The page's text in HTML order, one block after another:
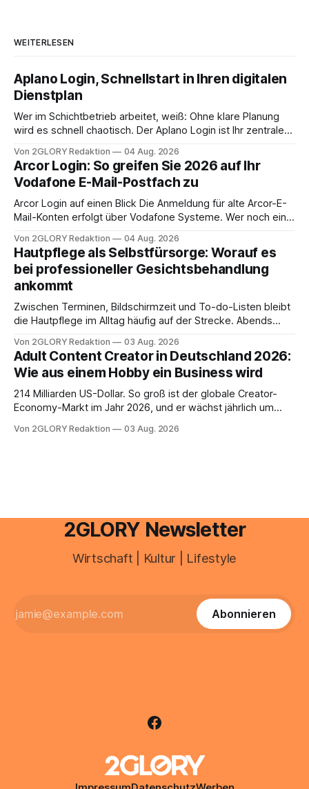
WEITERLESEN
Aplano Login, Schnellstart in Ihren digitalen
Dienstplan
Wer im Schichtbetrieb arbeitet, weiß: Ohne klare Planung
wird es schnell chaotisch. Der Aplano Login ist Ihr zentraler
abwesenheiten und die gesamte kommunikation rund um
Ihr personal digital zu organisieren. In diesem Leitfaden
erfahren Sie alles, was Sie für einen reibungslosen Einstieg
brauchen, von der Registrierung
Von 2GLORY Redaktion 04 Aug. 2026
Arcor Login: So greifen Sie 2026 auf Ihr
Vodafone E-Mail-Postfach zu
Arcor Login auf einen Blick Die Anmeldung für alte Arcor-E-
Mail-Konten erfolgt über Vodafone Systeme. Wer noch eine
besitzt, loggt sich heute über das Vodafone E-Mail & Cloud
Portal ein. Der klassische Arcor Login über mail.
Von 2GLORY Redaktion 04 Aug. 2026
Hautpflege als Selbstfürsorge: Worauf es
bei professioneller Gesichtsbehandlung
ankommt
Zwischen Terminen, Bildschirmzeit und To-do-Listen bleibt
die Hautpflege im Alltag häufig auf der Strecke. Abends
Drogerie – mehr ist zeitlich oft nicht drin. Dabei reagiert die
Haut empfindlich auf Stress, Schlafmangel und
Umwelteinflüsse: Sie wirkt müde, spannt oder neigt zu
Unreinheiten. Professionelle
Von 2GLORY Redaktion 03 Aug. 2026
Adult Content Creator in Deutschland 2026:
Wie aus einem Hobby ein Business wird
214 Milliarden US-Dollar. So groß ist der globale Creator-
Economy-Markt im Jahr 2026, und er wächst jährlich um
ist längst ein ernstzunehmender Wirtschaftszweig. Weltweit
Von 2GLORY Redaktion 03 Aug. 2026
2GLORY Newsletter
Wirtschaft | Kultur | Lifestyle
Abonnieren